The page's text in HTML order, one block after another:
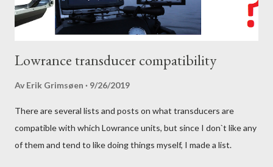
Lowrance transducer compatibility
Av Erik Grimsøen 9/26/2019
There are several lists and posts on what transducers are
compatible with which Lowrance units, but since I don`t like any
of them and tend to like doing things myself, I made a list.